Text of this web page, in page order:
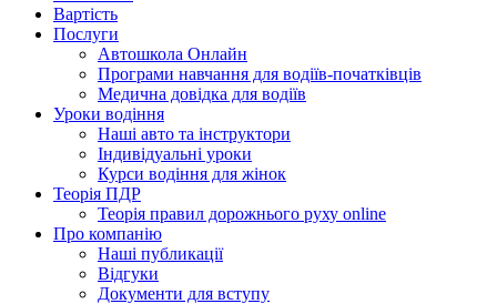
Вартість
Послуги
Автошкола Онлайн
Програми навчання для водіїв-початківців
Медична довідка для водіїв
Уроки водіння
Наші авто та інструктори
Індивідуальні уроки
Курси водіння для жінок
Теорія ПДР
Теорія правил дорожнього руху online
Про компанію
Наші публикації
Відгуки
Документи для вступу